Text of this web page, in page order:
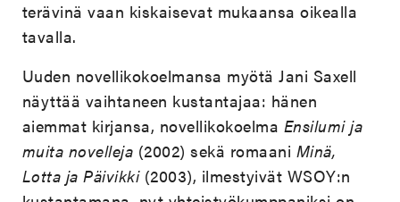
terävinä vaan kiskaisevat mukaansa oikealla
tavalla.
Uuden novellikokoelmansa myötä Jani Saxell
näyttää vaihtaneen kustantajaa: hänen
aiemmat kirjansa, novellikokoelma Ensilumi ja
muita novelleja (2002) sekä romaani Minä,
Lotta ja Päivikki(2003), ilmestyivät WSOY:n